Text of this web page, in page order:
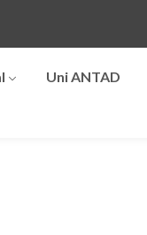
Uni ANTAD